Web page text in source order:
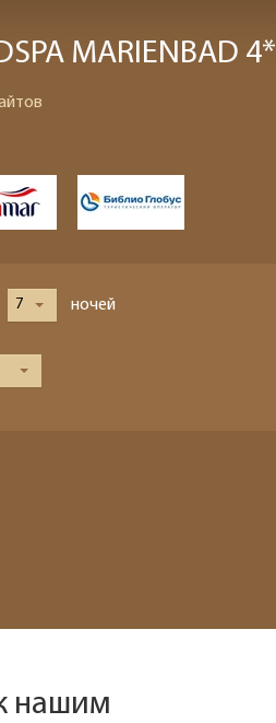
надёжно!
MARIENBAD 4*
7 ночей
нашим